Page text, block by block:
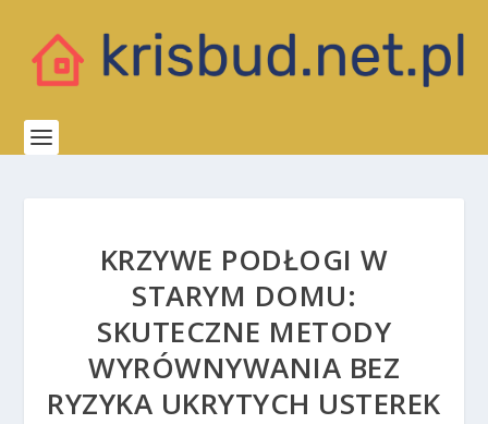
KRZYWE PODŁOGI W
STARYM DOMU:
SKUTECZNE METODY
WYRÓWNYWANIA BEZ
RYZYKA UKRYTYCH USTEREK